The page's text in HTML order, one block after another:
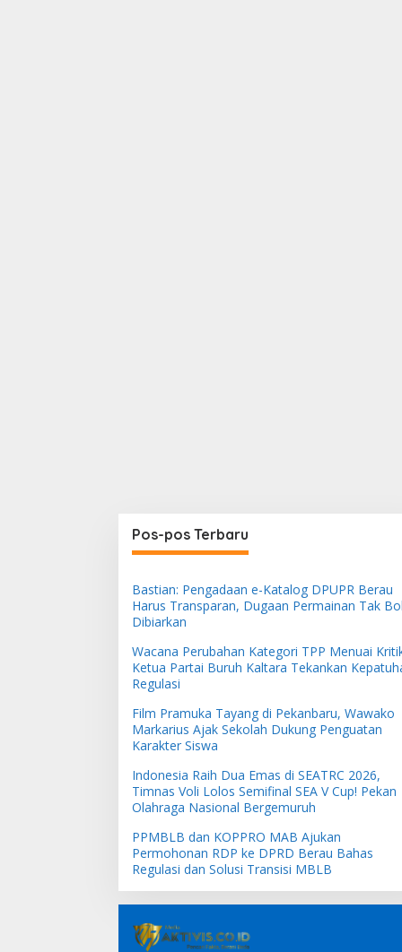
Pos-pos Terbaru
Bastian: Pengadaan e-Katalog DPUPR Berau
Harus Transparan, Dugaan Permainan Tak
Dibiarkan
Wacana Perubahan Kategori TPP Menuai
Ketua Partai Buruh Kaltara Tekankan
Regulasi
Film Pramuka Tayang di Pekanbaru, Wawako
Markarius Ajak Sekolah Dukung Penguatan
Karakter Siswa
Indonesia Raih Dua Emas di SEATRC 2026,
Timnas Voli Lolos Semifinal SEA V Cup! Pekan
Olahraga Nasional Bergemuruh
PPMBLB dan KOPPRO MAB Ajukan
Permohonan RDP ke DPRD Berau Bahas
Regulasi dan Solusi Transisi MBLB